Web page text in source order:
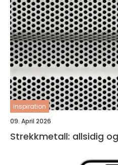
inspiration
09. April 2026
Strekkmetall: allsidig